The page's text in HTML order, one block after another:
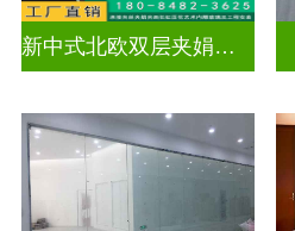
新中式北欧双层夹娟玻璃